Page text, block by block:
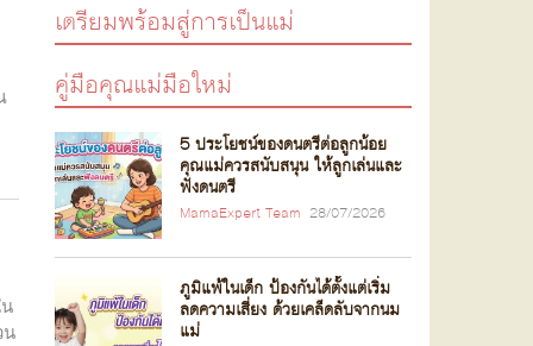
น
เตรียมพร้อมสู่การเป็นแม่
คู่มือคุณแม่มือใหม่
5 ประโยชน์ของดนตรีต่อลูกน้อย
คุณแม่ควรสนับสนุน ให้ลูกเล่นและ
ฟังดนตรี
MamaExpert Team 28/07/2026
ภูมิแพ้ในเด็ก ป้องกันได้ตั้งแต่เริ่ม
ลดความเสี่ยง ด้วยเคล็ดลับจากนม
แม่